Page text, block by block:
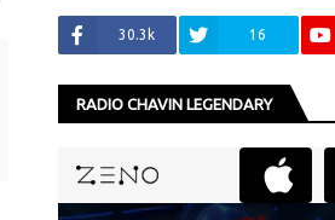
30.3k 16
RADIO CHAVIN LEGENDARY